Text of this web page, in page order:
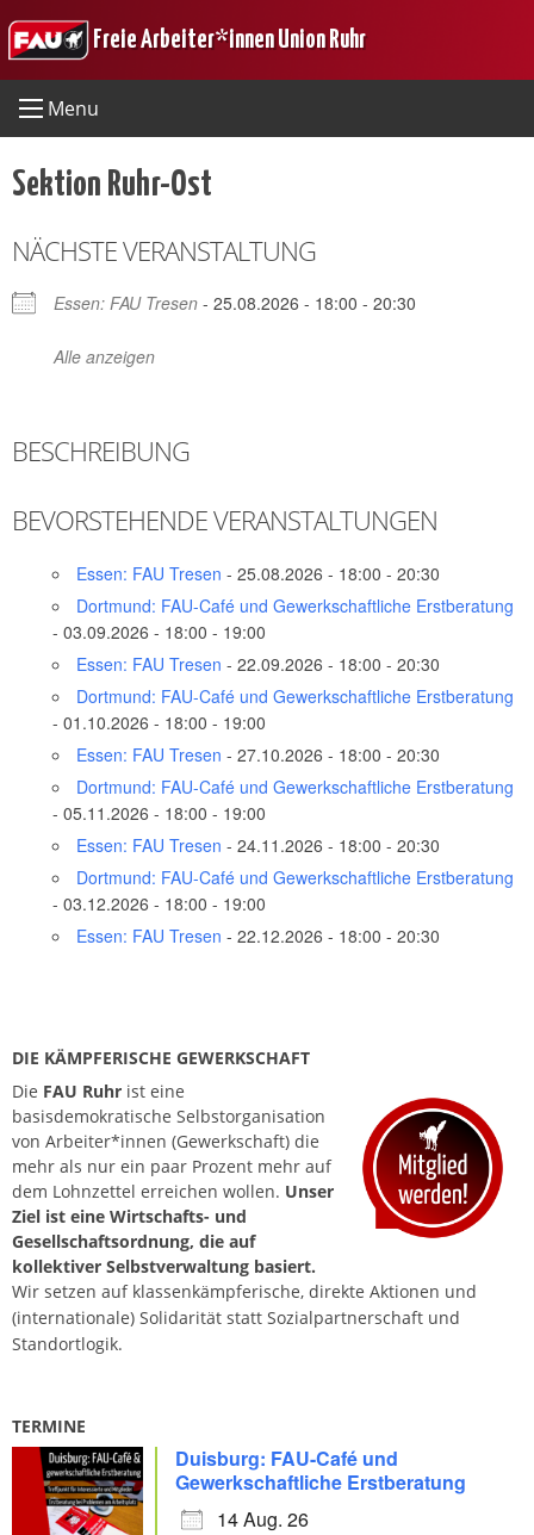
to
Freie Arbeiter*innen Union Ruhr
Menu
Sektion Ruhr-Ost
NÄCHSTE VERANSTALTUNG
Essen: FAU Tresen - 25.08.2026 - 18:00 - 20:30
Alle anzeigen
BESCHREIBUNG
BEVORSTEHENDE VERANSTALTUNGEN
Essen: FAU Tresen - 25.08.2026 - 18:00 - 20:30
Dortmund: FAU-Café und Gewerkschaftliche Erstberatung
- 03.09.2026 - 18:00 - 19:00
Essen: FAU Tresen - 22.09.2026 - 18:00 - 20:30
Dortmund: FAU-Café und Gewerkschaftliche Erstberatung
- 01.10.2026 - 18:00 - 19:00
Essen: FAU Tresen - 27.10.2026 - 18:00 - 20:30
Dortmund: FAU-Café und Gewerkschaftliche Erstberatung
- 05.11.2026 - 18:00 - 19:00
Essen: FAU Tresen - 24.11.2026 - 18:00 - 20:30
Dortmund: FAU-Café und Gewerkschaftliche Erstberatung
- 03.12.2026 - 18:00 - 19:00
Essen: FAU Tresen - 22.12.2026 - 18:00 - 20:30
DIE KÄMPFERISCHE GEWERKSCHAFT
Die FAU Ruhr ist eine
basisdemokratische Selbstorganisation
von Arbeiter*innen (Gewerkschaft) die
mehr als nur ein paar Prozent mehr auf
dem Lohnzettel erreichen wollen. Unser
Ziel ist eine Wirtschafts- und
Gesellschaftsordnung, die auf
kollektiver Selbstverwaltung basiert.
Wir setzen auf klassenkämpferische, direkte Aktionen und
(internationale) Solidarität statt Sozialpartnerschaft und
Standortlogik.
TERMINE
Duisburg: FAU-Café und
Gewerkschaftliche Erstberatung
14 Aug. 26